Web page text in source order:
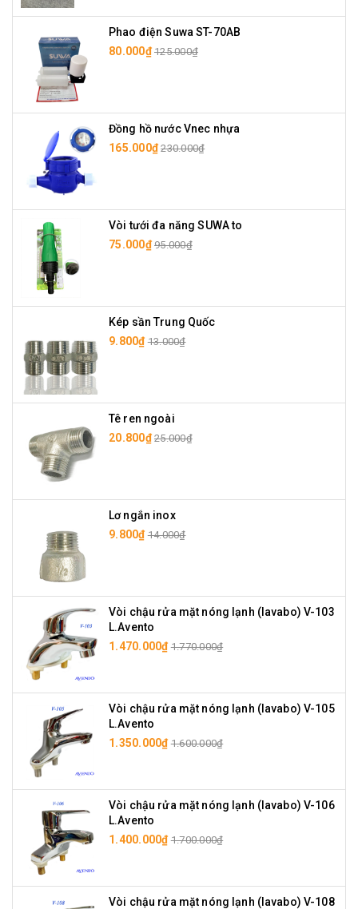
Phao điện Suwa ST-70AB
80.000₫ 125.000₫
Đồng hồ nước Vnec nhựa
165.000₫ 230.000₫
Vòi tưới đa năng SUWA to
75.000₫ 95.000₫
Kép sần Trung Quốc
9.800₫ 13.000₫
Tê ren ngoài
20.800₫ 25.000₫
Lơ ngắn inox
9.800₫ 14.000₫
Vòi chậu rửa mặt nóng lạnh (lavabo) V-103
L.Avento
1.470.000₫ 1.770.000₫
Vòi chậu rửa mặt nóng lạnh (lavabo) V-105
L.Avento
1.350.000₫ 1.600.000₫
Vòi chậu rửa mặt nóng lạnh (lavabo) V-106
L.Avento
1.400.000₫ 1.700.000₫
Vòi chậu rửa mặt nóng lạnh (lavabo) V-108